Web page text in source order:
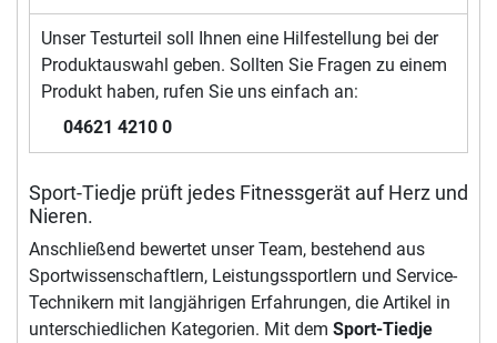
Unser Testurteil soll Ihnen eine Hilfestellung bei der
Produktauswahl geben. Sollten Sie Fragen zu einem
Produkt haben, rufen Sie uns einfach an:
04621 4210 0
Sport-Tiedje prüft jedes Fitnessgerät auf Herz und
Nieren.
Anschließend bewertet unser Team, bestehend aus
Sportwissenschaftlern, Leistungssportlern und Service-
Technikern mit langjährigen Erfahrungen, die Artikel in
unterschiedlichen Kategorien. Mit dem Sport-Tiedje